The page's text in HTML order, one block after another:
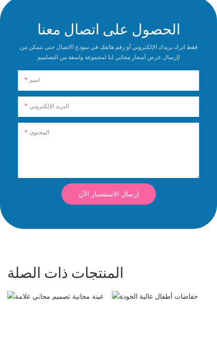
الحصول على اتصال معنا
فقط اترك بريدك الإلكتروني أو رقم هاتفك في نموذج الاتصال حتى نتمكن من
إرسال عرض أسعار مجاني لنا لمجموعة واسعة من التصاميم!
اسم
البريد الإلكتروني
المحتوى
إرسال الاستفسار الآن
المنتجات ذات الصلة